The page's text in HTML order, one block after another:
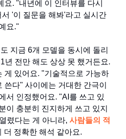
. "내년에 이 인터뷰를 다시
'이 질문을 해봐'라고 실시간
요."
지금 6개 모델을 동시에 돌리
년 전만 해도 상상 못 했거든요.
게 있어요. "기술적으로 가능하
다" 사이에는 거대한 간극이
서 인정했어요. "AI를 쓰고 있
이 충분히 진지하게 쓰고 있지
렸다는 게 아니라, 사람들의 적
더 정확한 해석 같아요.